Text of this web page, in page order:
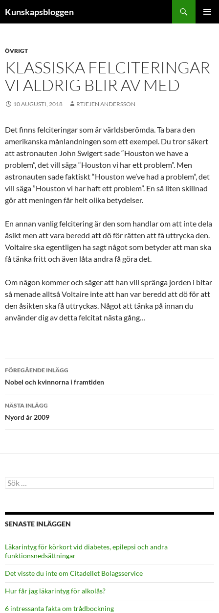
tillKunskapsbloggen
ÖVRIGT
KLASSISKA FELCITERINGAR
VI ALDRIG BLIR AV MED
10 AUGUSTI, 2018 RTJEJEN ANDERSSON
Det finns felciteringar som är världsberömda. Ta bara den
amerikanska månlandningen som ett exempel. Du tror säkert
att astronauten John Swigert sade “Houston we have a
problem”, det vill säga “Houston vi har ett problem”. Men
astronauten sade faktiskt “Houston we’ve had a problem”, det
vill säga ”Houston vi har haft ett problem”. En så liten skillnad
gör att meningen får helt olika betydelser.
En annan vanlig felcitering är den som handlar om att inte dela
åsikt men att vara beredd att dö för rätten att få uttrycka den.
Voltaire ska egentligen ha sagt något som betyder att man ska
få tänka fritt och även låta andra få göra det.
Om någon kommer och säger att han vill spränga jorden i bitar
så menade alltså Voltaire inte att han var beredd att dö för att
den åsikten ska få uttryckas. Något att tänka på innan du
använder dig av detta felcitat nästa gång…
Inläggsnavigering
FÖREGÅENDE INLÄGG
Nobel och kvinnorna i framtiden
NÄSTA INLÄGG
Nyord år 2009
Sök
efter:
SENASTE INLÄGGEN
Läkarintyg för körkort vid diabetes, epilepsi och andra
funktionsnedsättningar
Det visste du inte om Citadellet Bolagsservice
Hur får jag läkarintyg för alkolås?
6 intressanta fakta om trådbockning